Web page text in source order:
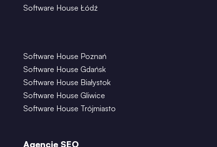
Software House Łódź
Software House Poznań
Software House Gdańsk
Software House Białystok
Software House Gliwice
Software House Trójmiasto
Agencje SEO